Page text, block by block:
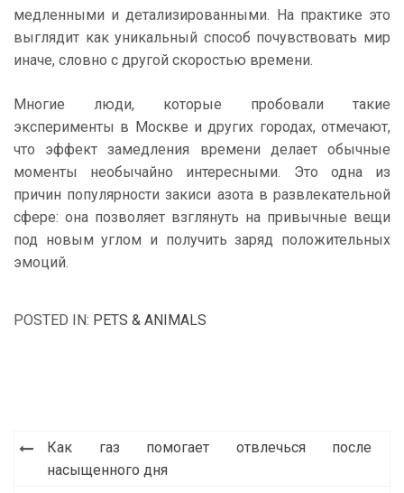
медленными и детализированными. На практике это
выглядит как уникальный способ почувствовать мир
иначе, словно с другой скоростью времени.
Многие люди, которые пробовали такие
эксперименты в Москве и других городах, отмечают,
что эффект замедления времени делает обычные
моменты необычайно интересными. Это одна из
причин популярности закиси азота в развлекательной
сфере: она позволяет взглянуть на привычные вещи
под новым углом и получить заряд положительных
эмоций.
POSTED IN: PETS & ANIMALS
Post
navigation
Как газ помогает отвлечься после
насыщенного дня